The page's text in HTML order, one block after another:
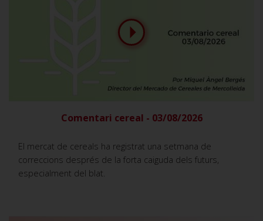
Comentari cereal - 03/08/2026
El mercat de cereals ha registrat una setmana de
correccions després de la forta caiguda dels futurs,
especialment del blat.